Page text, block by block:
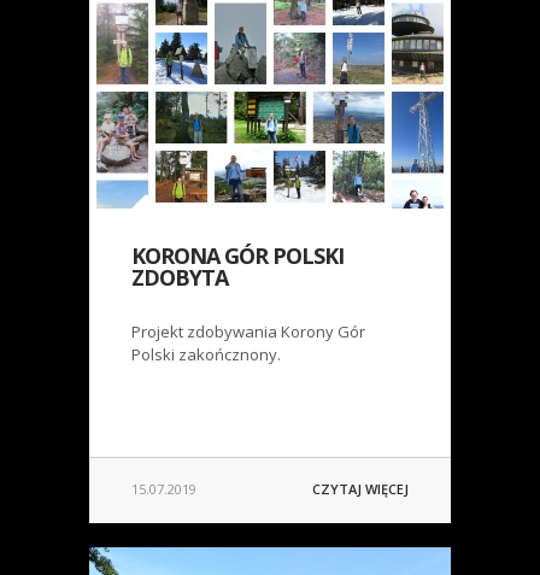
KORONA GÓR POLSKI
ZDOBYTA
Projekt zdobywania Korony Gór
Polski zakończnony.
15.07.2019 CZYTAJ WIĘCEJ